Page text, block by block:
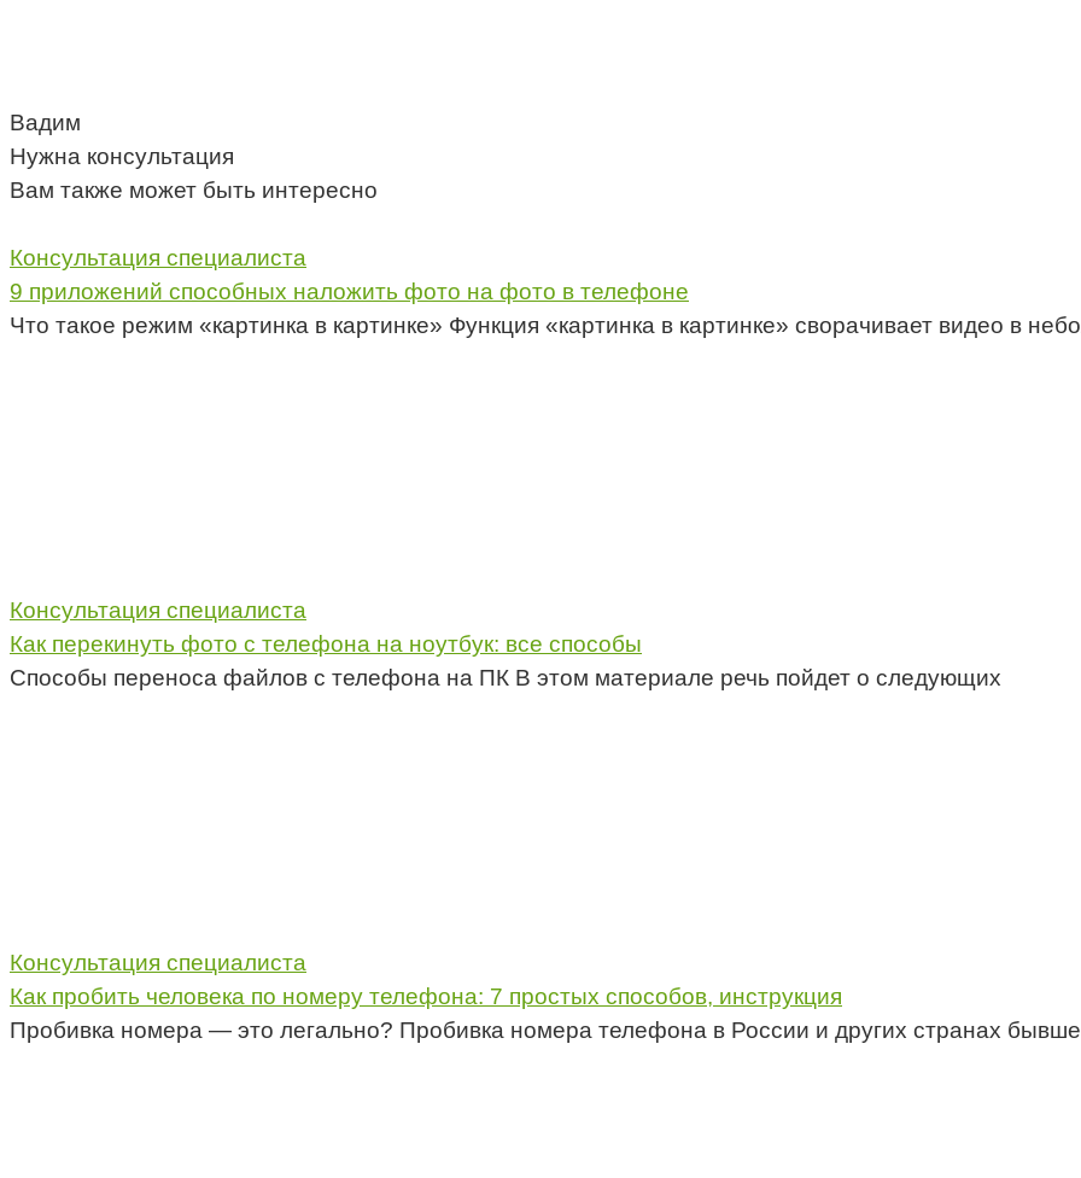
Вадим
Нужна консультация
Вам также может быть интересно
Консультация специалиста
9 приложений способных наложить фото на фото в телефоне
Что такое режим «картинка в картинке» Функция «картинка в картинке» сворачивает видео в
Консультация специалиста
Как перекинуть фото с телефона на ноутбук: все способы
Способы переноса файлов с телефона на ПК В этом материале речь пойдет о следующих
Консультация специалиста
Как пробить человека по номеру телефона: 7 простых способов, инструкция
Пробивка номера — это легально? Пробивка номера телефона в России и других странах